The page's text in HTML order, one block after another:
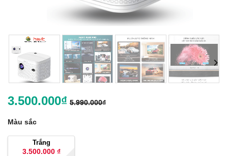
3.500.000₫ 5.990.000₫
Màu sắc
Trắng
3.500.000 ₫